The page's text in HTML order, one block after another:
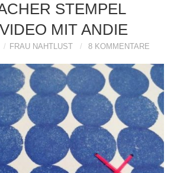
&
&
AM
STEMPEL
MIT ANDIE
FRAU NAHTLUST 8 KOMMENTARE